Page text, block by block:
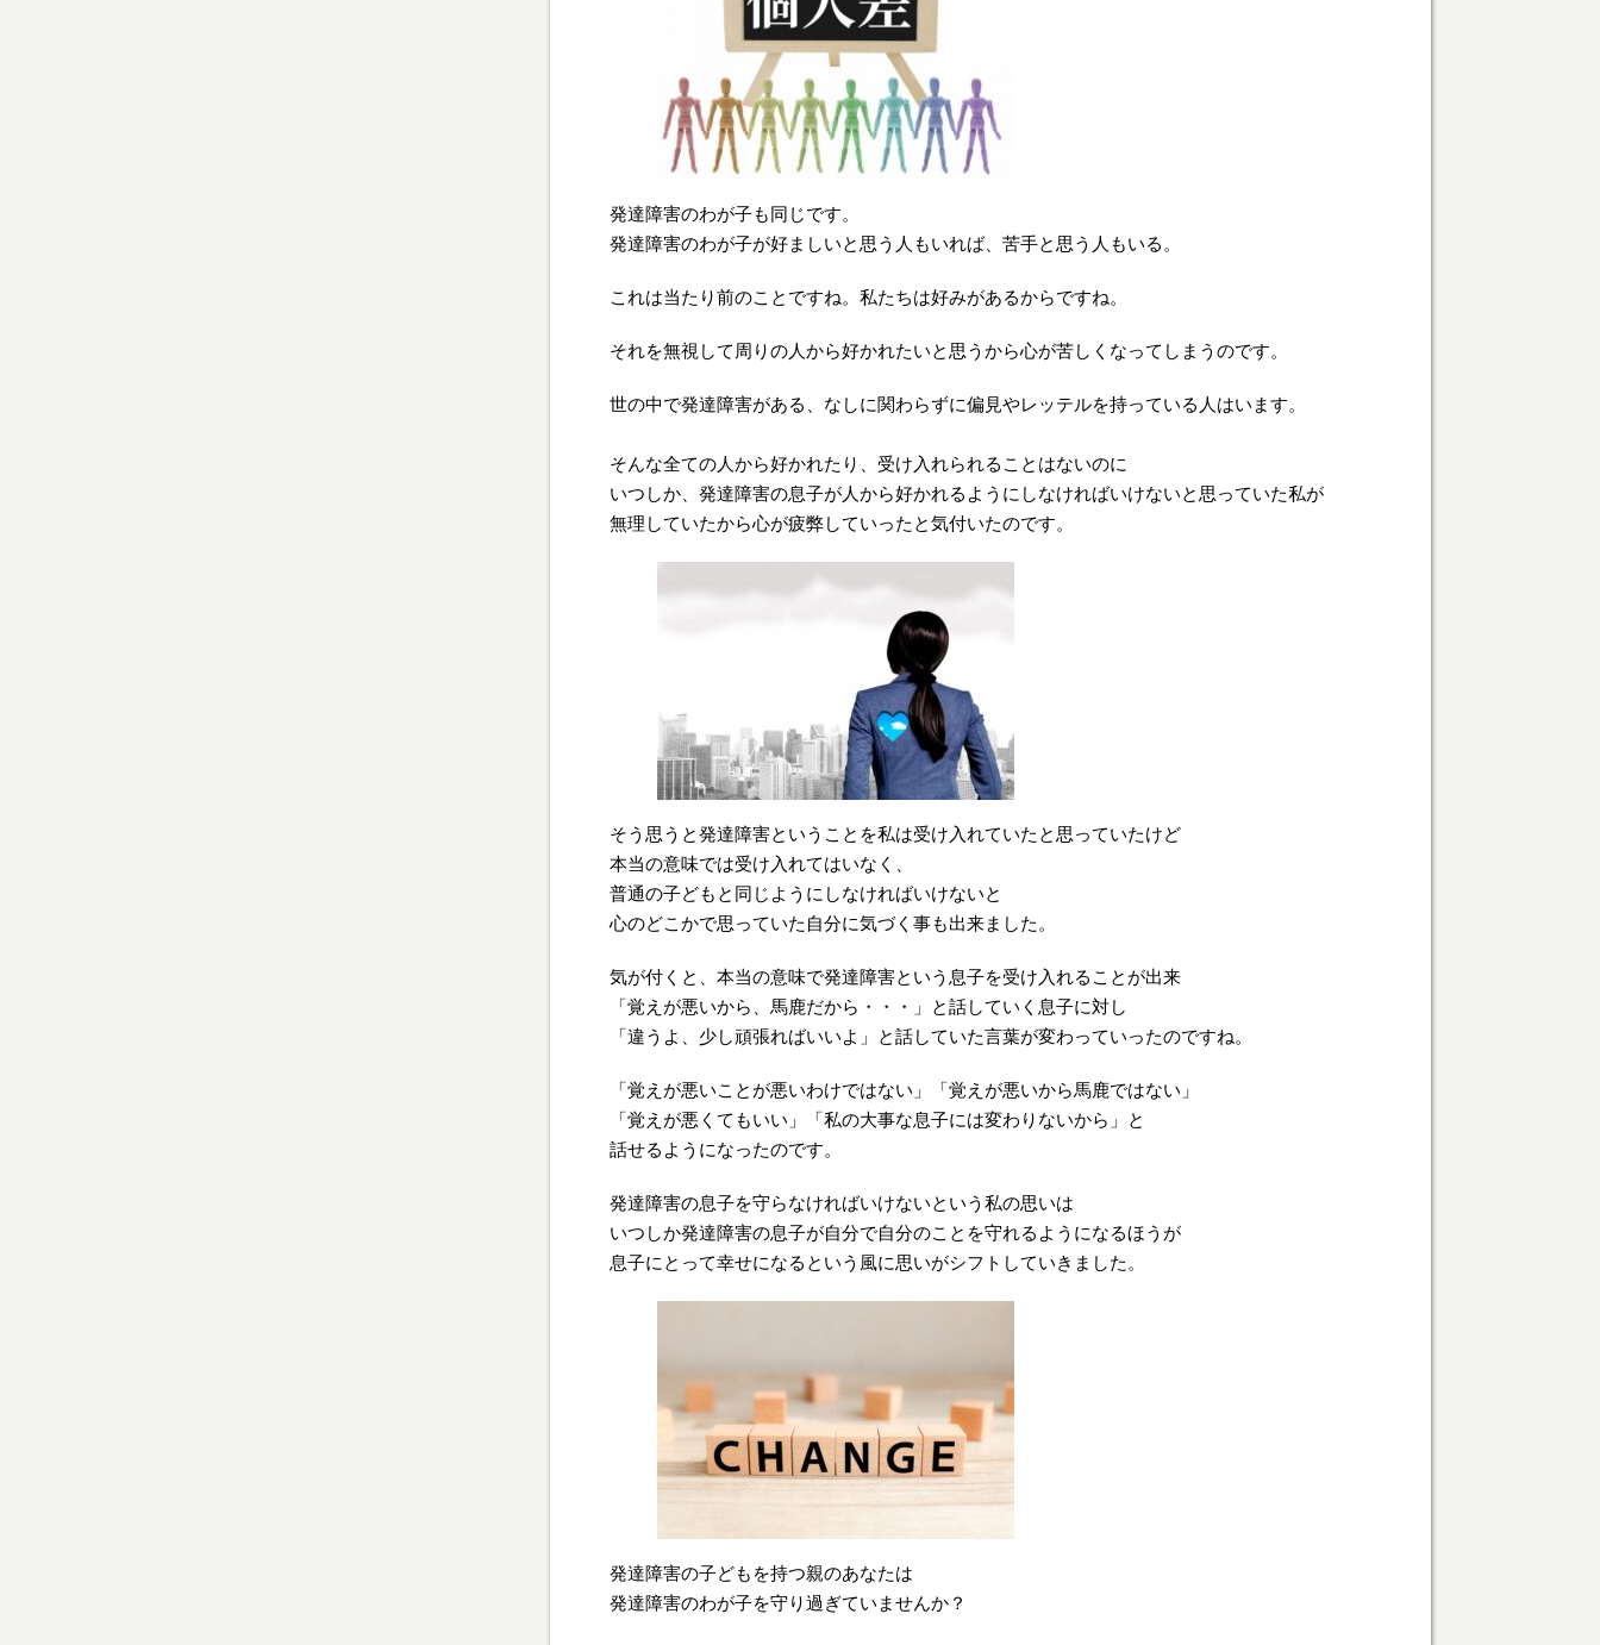
発達障害のわが子も同じです。
発達障害のわが子が好ましいと思う人もいれば、苦手と思う人もいる。
これは当たり前のことですね。私たちは好みがあるからですね。
それを無視して周りの人から好かれたいと思うから心が苦しくなってしまうのです。
世の中で発達障害がある、なしに関わらずに偏見やレッテルを持っている人はいます。
そんな全ての人から好かれたり、受け入れられることはないのに
いつしか、発達障害の息子が人から好かれるようにしなければいけないと思っていた私が
無理していたから心が疲弊していったと気付いたのです。
そう思うと発達障害ということを私は受け入れていたと思っていたけど
本当の意味では受け入れてはいなく、
普通の子どもと同じようにしなければいけないと
心のどこかで思っていた自分に気づく事も出来ました。
気が付くと、本当の意味で発達障害という息子を受け入れることが出来
「覚えが悪いから、馬鹿だから・・・」と話していく息子に対し
「違うよ、少し頑張ればいいよ」と話していた言葉が変わっていったのですね。
「覚えが悪いことが悪いわけではない」「覚えが悪いから馬鹿ではない」
「覚えが悪くてもいい」「私の大事な息子には変わりないから」と
話せるようになったのです。
発達障害の息子を守らなければいけないという私の思いは
いつしか発達障害の息子が自分で自分のことを守れるようになるほうが
息子にとって幸せになるという風に思いがシフトしていきました。
発達障害の子どもを持つ親のあなたは
発達障害のわが子を守り過ぎていませんか？